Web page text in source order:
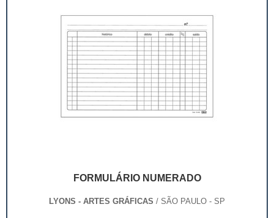
FORMULÁRIO NUMERADO
LYONS - ARTES GRÁFICAS / SÃO PAULO - SP